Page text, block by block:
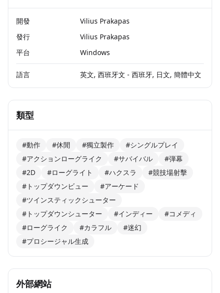
開發
Vilius Prakapas
發行
Vilius Prakapas
平台
Windows
語言 英文, 西班牙文 - 西班牙, 日文, 簡體中文
類型
#動作 #休閒 #獨立製作
#シングルプレイ
#アクションローグライク
#サバイバル
#弾幕
#2D
#ローグライト #ハクスラ
#競技場射擊
#トップダウンビュー
#アーケード
#ツインスティックシューター
#トップダウンシューター
#インディー
#コメディ
#ローグライク
#カラフル
#迷幻
#プロシージャル生成
外部網站